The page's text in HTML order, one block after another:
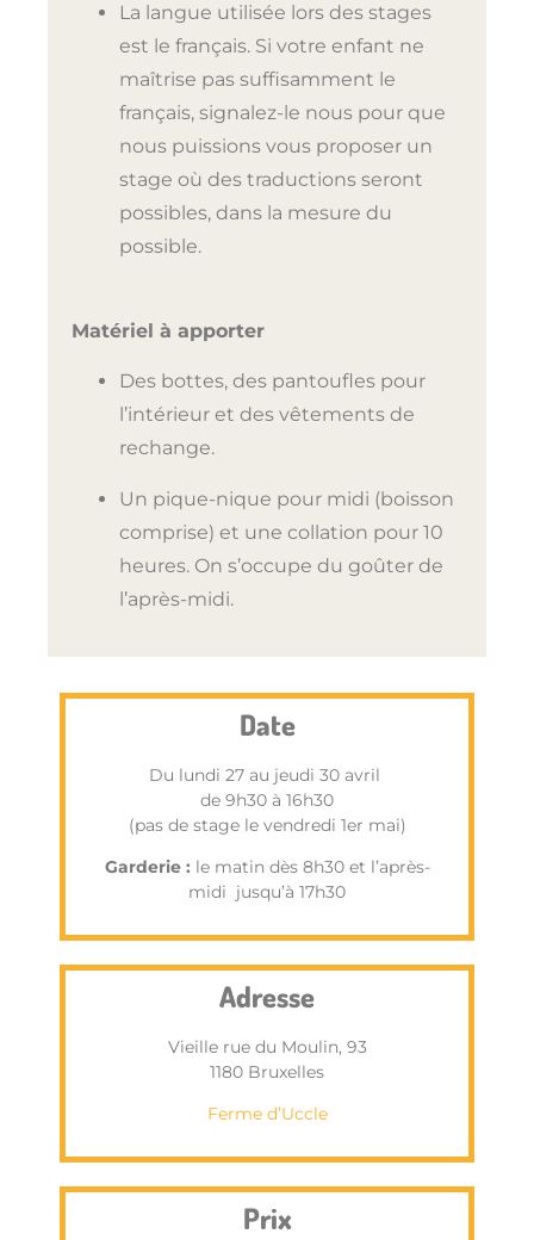
La langue utilisée lors des stages
est le français. Si votre enfant ne
maîtrise pas suffisamment le
français, signalez-le nous pour que
nous puissions vous proposer un
stage où des traductions seront
possibles, dans la mesure du
possible.
Matériel à apporter
Des bottes, des pantoufles pour
l’intérieur et des vêtements de
rechange.
Un pique-nique pour midi (boisson
comprise) et une collation pour 10
heures. On s’occupe du goûter de
l’après-midi.
Date
Du lundi 27 au jeudi 30 avril
de 9h30 à 16h30
(pas de stage le vendredi 1er mai)
Garderie : le matin dès 8h30 et l’après-
midi jusqu’à 17h30
Adresse
Vieille rue du Moulin, 93
1180 Bruxelles
Ferme d’Uccle
Prix